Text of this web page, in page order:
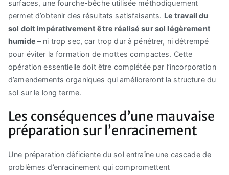
surfaces, une fourche-bêche utilisée méthodiquement
permet d’obtenir des résultats satisfaisants. Le travail du
sol doit impérativement être réalisé sur sol légèrement
humide– ni trop sec, car trop dur à pénétrer, ni détrempé
pour éviter la formation de mottes compactes. Cette
opération essentielle doit être complétée par l’incorporation
d’amendements organiques qui amélioreront la structure du
sol sur le long terme.
Les conséquences d’une mauvaise
préparation sur l’enracinement
Une préparation déficiente du sol entraîne une cascade de
problèmes d’enracinement qui compromettent